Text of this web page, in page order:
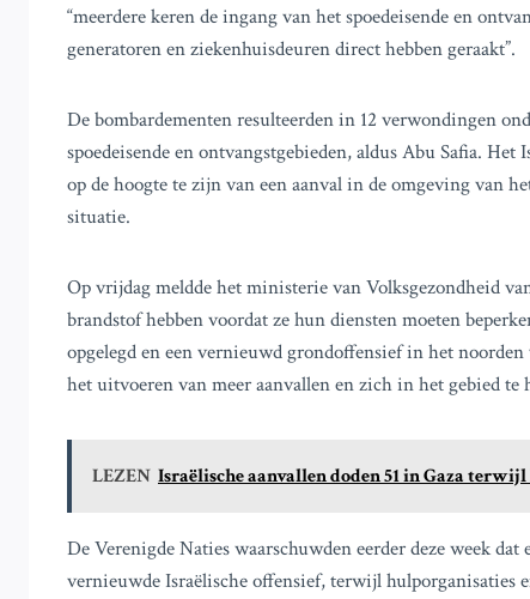
“meerdere keren de ingang van het spoedeisende en
generatoren en ziekenhuisdeuren direct hebben geraakt”.
De bombardementen resulteerden in 12 verwondingen
spoedeisende en ontvangstgebieden, aldus Abu Safia.
op de hoogte te zijn van een aanval in de omgeving van
situatie.
Op vrijdag meldde het ministerie van Volksgezondheid
brandstof hebben voordat ze hun diensten moeten
opgelegd en een vernieuwd grondoffensief in het
het uitvoeren van meer aanvallen en zich in het gebied te
LEZEN Israëlische aanvallen doden 51 in Gaza
De Verenigde Naties waarschuwden eerder deze week
vernieuwde Israëlische offensief, terwijl hulporganisaties